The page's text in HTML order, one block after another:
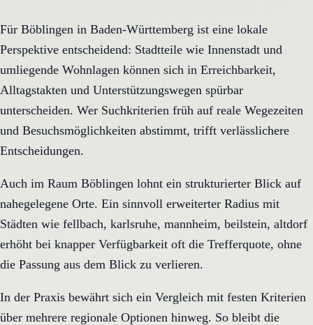
Für Böblingen in Baden-Württemberg ist eine lokale
Perspektive entscheidend: Stadtteile wie Innenstadt und
umliegende Wohnlagen können sich in Erreichbarkeit,
Alltagstakten und Unterstützungswegen spürbar
unterscheiden. Wer Suchkriterien früh auf reale Wegezeiten
und Besuchsmöglichkeiten abstimmt, trifft verlässlichere
Entscheidungen.
Auch im Raum Böblingen lohnt ein strukturierter Blick auf
nahegelegene Orte. Ein sinnvoll erweiterter Radius mit
Städten wie fellbach, karlsruhe, mannheim, beilstein, altdorf
erhöht bei knapper Verfügbarkeit oft die Trefferquote, ohne
die Passung aus dem Blick zu verlieren.
In der Praxis bewährt sich ein Vergleich mit festen Kriterien
über mehrere regionale Optionen hinweg. So bleibt die